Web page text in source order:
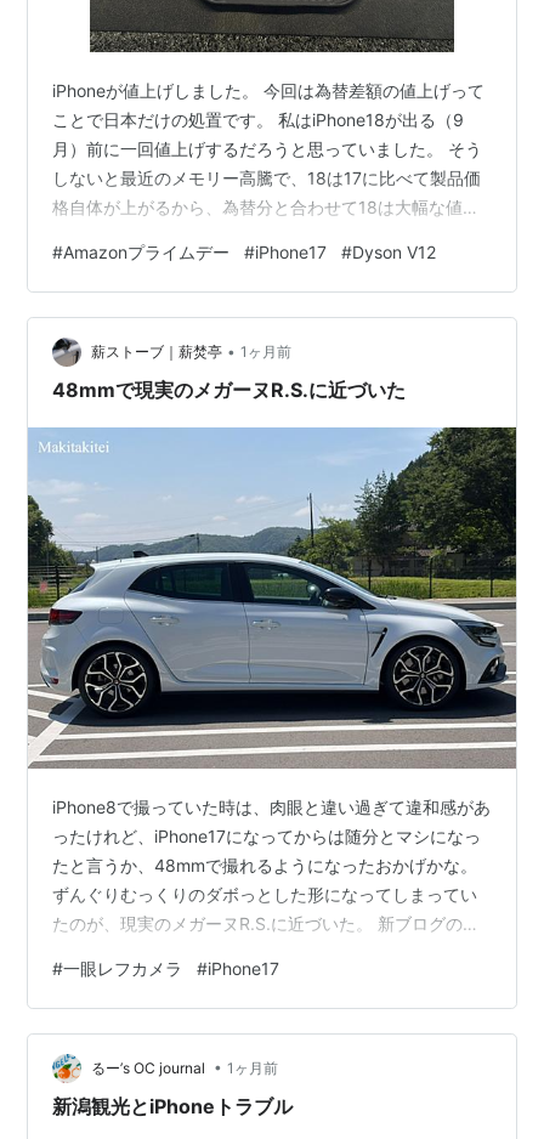
iPhoneが値上げしました。 今回は為替差額の値上げって
ことで日本だけの処置です。 私はiPhone18が出る（9
月）前に一回値上げするだろうと思っていました。 そう
しないと最近のメモリー高騰で、18は17に比べて製品価
格自体が上がるから、為替分と合わせて18は大幅な値上
Appleとしてはそれは避けたいでしょう。 で、値上げの
タイミングは7月1日と考えて6月末に15から17に買い替
えました。 iPhone17にはPITAKAのケースを付けていま
す。 15は12万円ぐらいで売れたから、実質約6万円負担
です。 値上げのタイミングは少しずれまし…
#Amazonプライムデー #iPhone17 #Dyson V12
薪ストーブ｜薪焚亭 • 1ヶ月前
48mmで現実のメガーヌR.S.に近づいた
iPhone8で撮っていた時は、肉眼と違い過ぎて違和感があ
ったけれど、iPhone17になってからは随分とマシになっ
たと言うか、48mmで撮れるようになったおかげかな。
ずんぐりむっくりのダボっとした形になってしまってい
たのが、現実のメガーヌR.S.に近づいた。 新ブログのた
性能は良いし、機能的にも十分なものなので、もう一眼
レフカメラは要らないと思ったので、NikonのD750を売
ってしまおうかと考えていたけど、その前に、もっと古
いD7000が机の引き出しに眠っていたので、まずはそれ
を出品して様子を見ようと思った。 そしたら、今朝の…
#一眼レフカメラ #iPhone17
るー’s OC journal • 1ヶ月前
新潟観光とiPhoneトラブル